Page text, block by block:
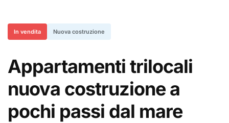
In vendita Nuova costruzione
Appartamenti trilocali
nuova costruzione a
pochi passi dal mare